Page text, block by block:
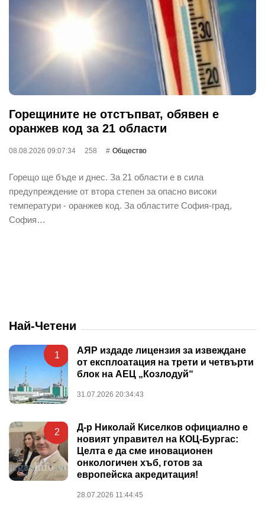
Горещините не отстъпват, обявен е
оранжев код за 21 области
08.08.2026 09:07:34 258 Общество
Горещо ще бъде и днес. За 21 области е в сила
предупреждение от втора степен за опасно високи
температури - оранжев код. За областите София-град,
София…
Най-Четени
1
АЯР издаде лицензия за извеждане
от експлоатация на трети и четвърти
блок на АЕЦ „Козлодуй“
31.07.2026 20:34:43
2
Д-р Николай Киселков официално е
новият управител на КОЦ-Бургас:
Целта е да сме иновационен
онкологичен хъб, готов за
европейска акредитация!
28.07.2026 11:44:45